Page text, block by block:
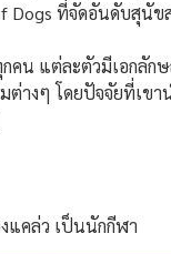
ที่จัดอันดับสุนั
น แต่ละตัวมีเอกลัก
างๆ โดยปัจจัยที่เข
แคล่ว เป็นนักกีฬา